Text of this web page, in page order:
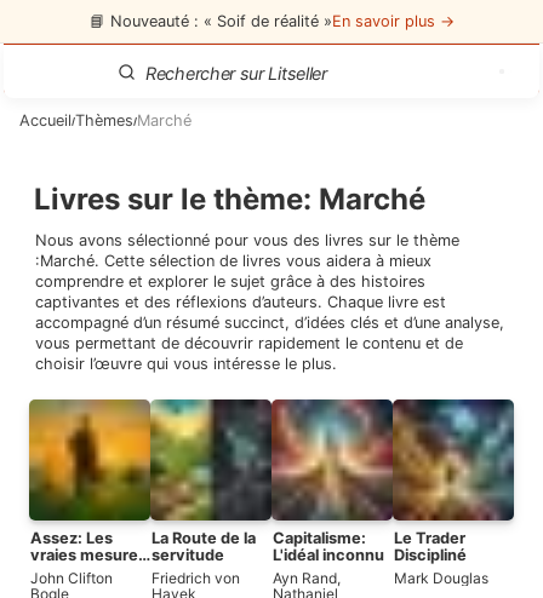
📘 Nouveauté : « Soif de réalité »En savoir plus →
Accueil/Thèmes/Marché
Livres sur le thème: Marché
Nous avons sélectionné pour vous des livres sur le thème
:Marché. Cette sélection de livres vous aidera à mieux
comprendre et explorer le sujet grâce à des histoires
captivantes et des réflexions d’auteurs. Chaque livre est
accompagné d’un résumé succinct, d’idées clés et d’une analyse,
vous permettant de découvrir rapidement le contenu et de
choisir l’œuvre qui vous intéresse le plus.
Assez: Les
vraies mesures
de l'argent, des
affaires et de la
John Clifton
Bogle
La Route de la
servitude
Friedrich von
Hayek
Capitalisme:
L'idéal inconnu
Ayn Rand,
Nathaniel
Le Trader
Discipliné
Mark Douglas